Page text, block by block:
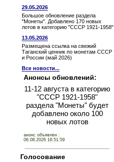
29.05.2026
Большое обновление раздела
"Монеты". Добавлено 170 новых
лотов в категорию "СССР 1921-1958"
13.05.2026
Размещена ссылка на свежий
Таганский ценник по монетам СССР
и России (май 2026)
Все новости...
Анонсы обновлений:
11-12 августа в категорию
"СССР 1921-1958"
раздела "Монеты" будет
добавлено около 100
новых лотов
анонс объявлен :
06.08.2026 16:51:59
Голосование